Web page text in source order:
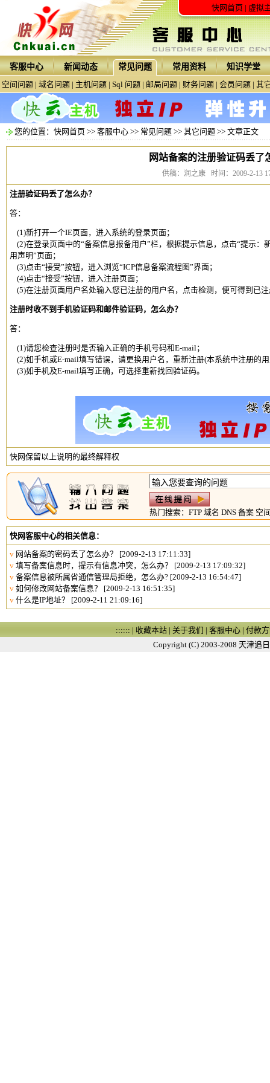
快网首页| 虚拟
客服中心 新闻动态 常见问题 常用资料
知识学堂
空间问题 | 域名问题 | 主机问题 | Sql 问题 | 邮局问题 | 财务问题 | 会员问题 | 其
您的位置： 快网首页 >> 客服中心 >> 常见问题 >> 其它问题 >> 文章正文
网站备案的注册验证码丢了
供稿：润之康 时间：2009-2-13
注册验证码丢了怎么办？
答：
(1)新打开一个IE页面，进入系统的登录页面；
(2)在登录页面中的“备案信息报备用户”栏，根据提示信息，点击“提示：
用声明”页面；
(3)点击“接受”按钮，进入浏览“ICP信息备案流程图”界面；
(4)点击“接受”按钮，进入注册页面；
(5)在注册页面用户名处输入您已注册的用户名，点击检测，便可得到已
注册时收不到手机验证码和邮件验证码，怎么办？
答：
(1)请您检查注册时是否输入正确的手机号码和E-mail；
(2)如手机或E-mail填写错误，请更换用户名，重新注册(本系统中注册的
(3)如手机及E-mail填写正确，可选择重新找回验证码。
快网保留以上说明的最终解释权
热门搜索： FTP 域名 DNS 备案 空
快网客服中心的相关信息：
v 网站备案的密码丢了怎么办？
[2009-2-13 17:11:33]
v 填写备案信息时，提示有信息冲突，怎么办？
[2009-2-13 17:09:32]
v 备案信息被所属省通信管理局拒绝，怎么办? [2009-2-13 16:54:47]
v 如何修改网站备案信息？
[2009-2-13 16:51:35]
v 什么是IP地址？ [2009-2-11 21:09:16]
:::::: | 收藏本站 | 关于我们 | 客服中心 | 付款
Copyright (C) 2003-2008 天津追